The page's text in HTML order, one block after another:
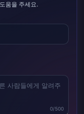
움을 주세요.
0/500